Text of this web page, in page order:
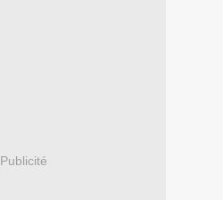
Publicité